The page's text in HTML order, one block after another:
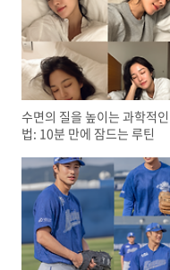
수면의 질을 높이는 과학적
법: 10분 만에 잠드는 루틴